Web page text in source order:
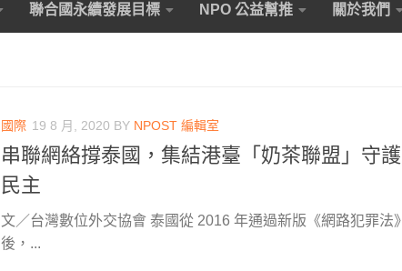
聯合國永續發展目標 NPO 公益幫推 關於我們
國際 19 8 月, 2020 BY NPOST 編輯室
串聯網絡撐泰國，集結港臺「奶茶聯盟」守護
民主
文／台灣數位外交協會 泰國從 2016 年通過新版《網路犯罪法》
後，...